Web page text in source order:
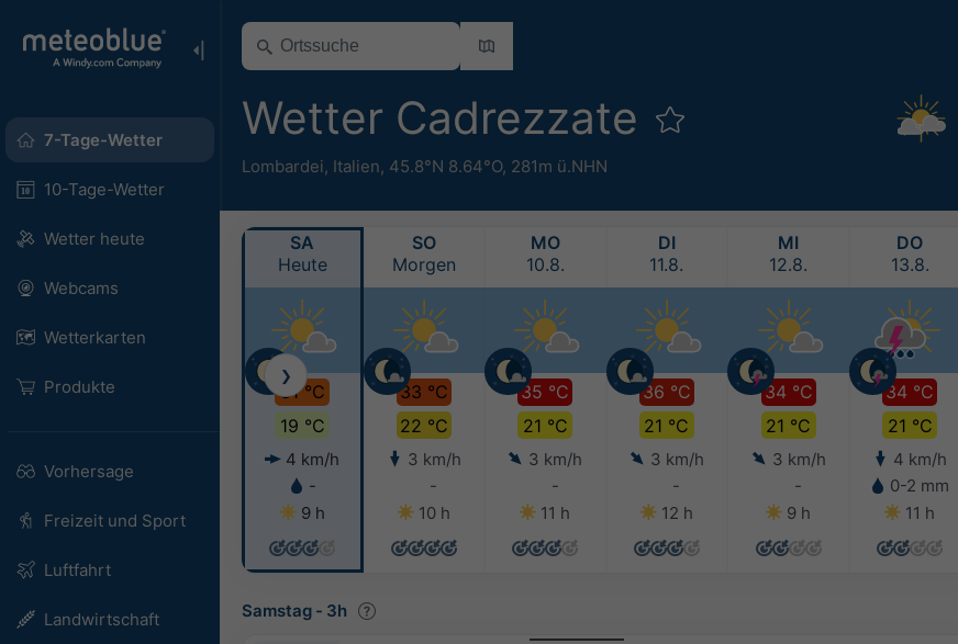
7-Tage-Wetter
10-Tage-Wetter
Wetter heute
Webcams
Wetterkarten
Produkte
Vorhersage
Freizeit und Sport
Luftfahrt
Landwirtschaft
Wetter Cadrezzate
Lombardei, Italien, 45.8°N 8.64°O, 281m ü.NHN
SA
Heute
31 °C
19 °C
4 km/h
-
9 h
SO
Morgen
33 °C
22 °C
3 km/h
-
10 h
MO
10.8.
35 °C
21 °C
3 km/h
-
11 h
DI
11.8.
36 °C
21 °C
3 km/h
-
12 h
MI
12.8.
34 °C
21 °C
3 km/h
-
9 h
DO
13.8.
34 °C
21 °C
4 km/h
0-2 mm
11 h
❯
Samstag - 3h